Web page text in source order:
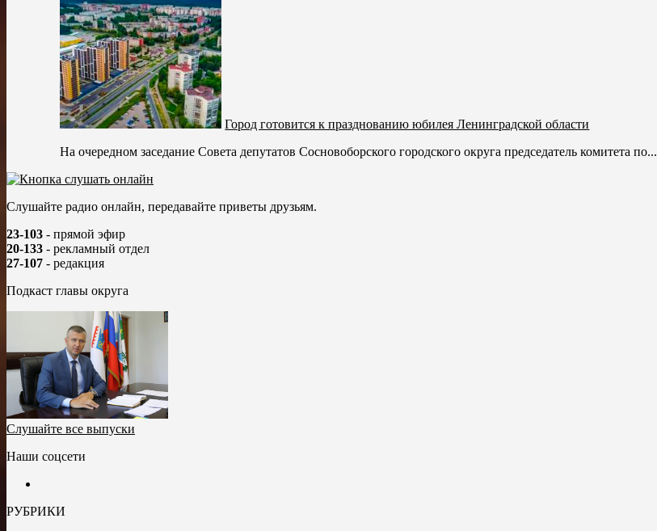
Город готовится к празднованию юбилея Ленинградской области
На очередном заседание Совета депутатов Сосновоборского городского округа председатель комитета по...
Слушайте радио онлайн, передавайте приветы друзьям.
23-103 - прямой эфир
20-133 - рекламный отдел
27-107 - редакция
Подкаст главы округа
Слушайте все выпуски
Наши соцсети
РУБРИКИ